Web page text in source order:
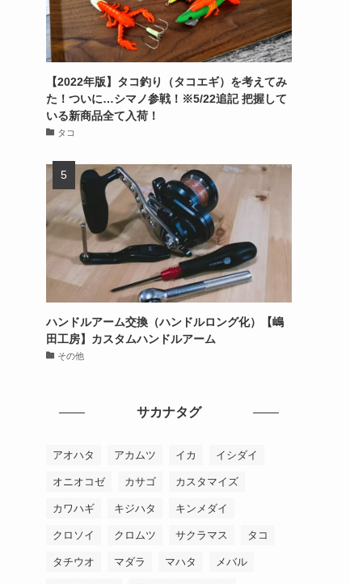
【2022年版】タコ釣り（タコエギ）を考えてみ
た！ついに…シマノ参戦！※5/22追記 把握して
いる新商品全て入荷！
タコ
ハンドルアーム交換（ハンドルロング化）【嶋
田工房】カスタムハンドルアーム
その他
サカナタグ
アオハタ アカムツ イカ イシダイ
オニオコゼ カサゴ カスタマイズ
カワハギ キジハタ キンメダイ
クロソイ クロムツ サクラマス タコ
タチウオ マダラ マハタ メバル